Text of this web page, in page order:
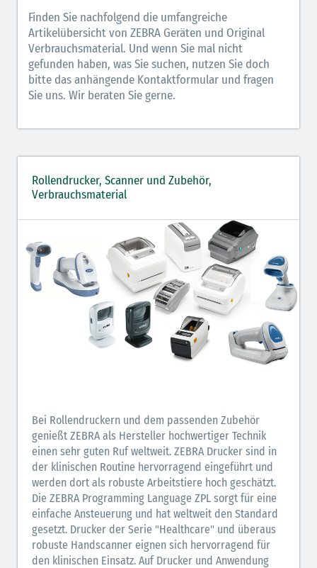
Finden Sie nachfolgend die umfangreiche
Artikelübersicht von ZEBRA Geräten und Original
Verbrauchsmaterial. Und wenn Sie mal nicht
gefunden haben, was Sie suchen, nutzen Sie doch
bitte das anhängende Kontaktformular und fragen
Sie uns. Wir beraten Sie gerne.
Rollendrucker, Scanner und Zubehör,
Verbrauchsmaterial
Bei Rollendruckern und dem passenden Zubehör
genießt ZEBRA als Hersteller hochwertiger Technik
einen sehr guten Ruf weltweit. ZEBRA Drucker sind in
der klinischen Routine hervorragend eingeführt und
werden dort als robuste Arbeitstiere hoch geschätzt.
Die ZEBRA Programming Language ZPL sorgt für eine
einfache Ansteuerung und hat weltweit den Standard
gesetzt. Drucker der Serie "Healthcare" und überaus
robuste Handscanner eignen sich hervorragend für
den klinischen Einsatz. Auf Drucker und Anwendung